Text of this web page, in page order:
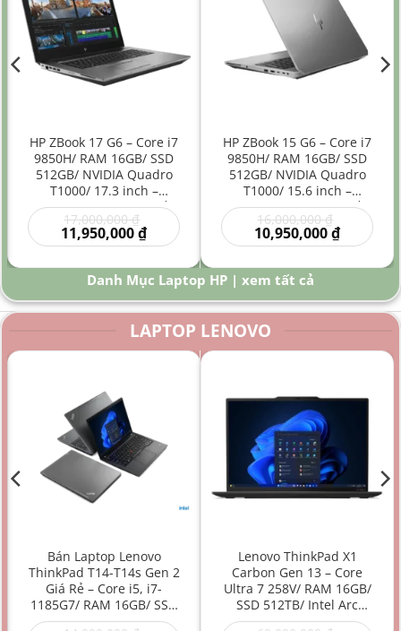
HP ZBook 17 G6 – Core i7
9850H/ RAM 16GB/ SSD
512GB/ NVIDIA Quadro
T1000/ 17.3 inch –
Laptop Workstation Đồ
Họa Kỹ Thuật Màn Hình
Lớn
17,000,000₫
gốc
là:
17,000,000 ₫.
11,950,000₫Giá
hiện
là:
11,950,000 ₫.
HP ZBook 15 G6 – Core i7
9850H/ RAM 16GB/ SSD
512GB/ NVIDIA Quadro
T1000/ 15.6 inch –
Laptop Workstation Đồ
Họa Kỹ Thuật Hiệu Năng
Cao
16,000,000₫
gốc
là:
10,950,000₫Giá
hiện
là:
₫.
Danh Mục Laptop HP | xem tất cả
LAPTOP LENOVO
Bán Laptop Lenovo
ThinkPad T14-T14s Gen 2
Giá Rẻ – Core i5, i7-
1185G7/ RAM 16GB/ SSD
512GB/ Intel Iris Xe
Lenovo ThinkPad X1
Carbon Gen 13 – Core
Ultra 7 258V/ RAM 16GB/
SSD 512TB/ Intel Arc
Graphics 140V/ 14 inch –